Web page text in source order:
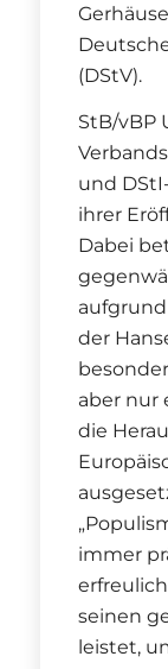
(DStV).
StB/vBP
und
ihrer
Dabei
der
aber nur
die
immer
seinen
leistet,